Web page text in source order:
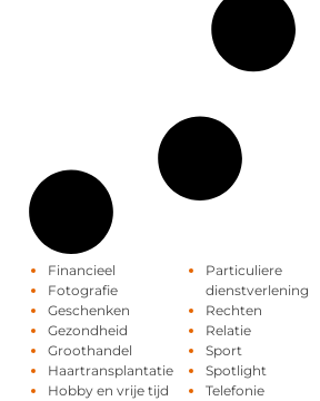
Financieel
Fotografie
Geschenken
Gezondheid
Groothandel
Haartransplantatie
Hobby en vrije tijd
Particuliere
dienstverlening
Rechten
Relatie
Sport
Spotlight
Telefonie